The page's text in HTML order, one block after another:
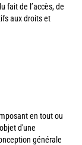
fait de l’accès, de
aux droits et
en tout ou
d'une
générale